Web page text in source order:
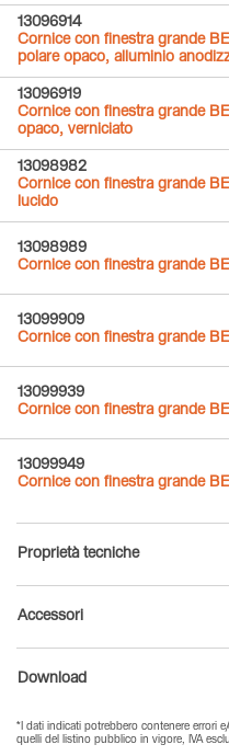
13096914
Cornice con finestra grande
polare opaco, alluminio
13096919
Cornice con finestra grande
opaco, verniciato
13098982
Cornice con finestra grande
lucido
13098989
Cornice con finestra grande
13099909
Cornice con finestra grande
13099939
Cornice con finestra grande
13099949
Cornice con finestra grande
Proprietà tecniche
Accessori
Download
*I dati indicati potrebbero contenere errori
quelli del listino pubblico in vigore, IVA